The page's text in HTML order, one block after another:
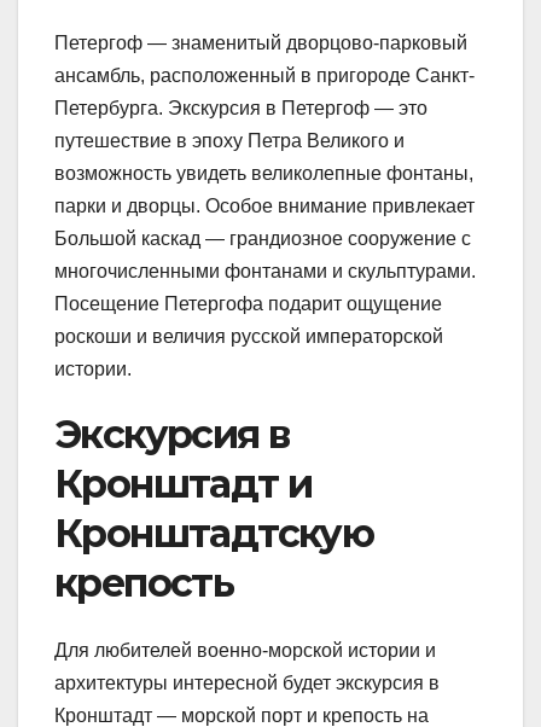
Петергоф — знаменитый дворцово-парковый
ансамбль, расположенный в пригороде Санкт-
Петербурга. Экскурсия в Петергоф — это
путешествие в эпоху Петра Великого и
возможность увидеть великолепные фонтаны,
парки и дворцы. Особое внимание привлекает
Большой каскад — грандиозное сооружение с
многочисленными фонтанами и скульптурами.
Посещение Петергофа подарит ощущение
роскоши и величия русской императорской
истории.
Экскурсия в
Кронштадт и
Кронштадтскую
крепость
Для любителей военно-морской истории и
архитектуры интересной будет экскурсия в
Кронштадт — морской порт и крепость на